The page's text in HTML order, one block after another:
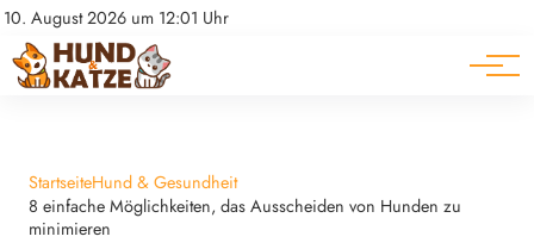
10. August 2026 um 12:01 Uhr
Datenschutz
Impressum
Pferde
Ratgeber
StartseiteHund & Gesundheit
8 einfache Möglichkeiten, das Ausscheiden von Hunden zu
minimieren